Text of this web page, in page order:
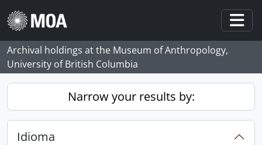
Skip to main content
Archival holdings at the Museum of Anthropology,
University of British Columbia
Narrow your results by:
Idioma